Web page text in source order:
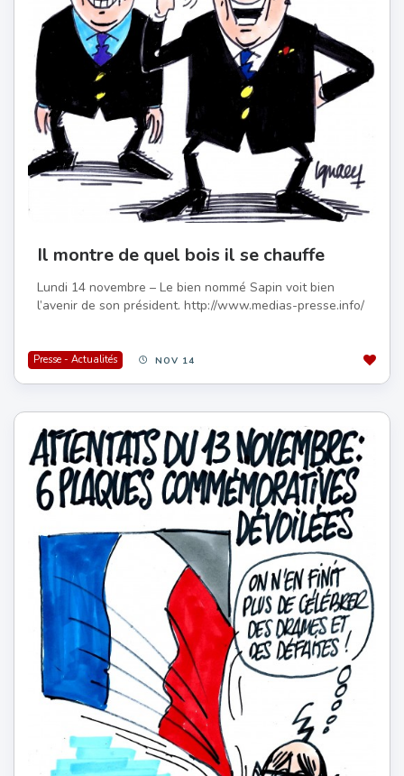
Il montre de quel bois il se chauffe
Lundi 14 novembre – Le bien nommé Sapin voit bien
l’avenir de son président. http://www.medias-presse.info/
Presse - Actualités NOV 14